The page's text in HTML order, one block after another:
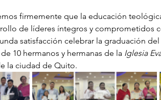
firmemente que la educación
de líderes íntegros y comprometidos
satisfacción celebrar la graduación del
de 10 hermanos y hermanas de la Iglesia
la ciudad de Quito.